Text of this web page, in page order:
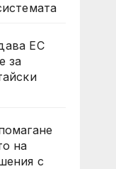
ЕС
за
на
с